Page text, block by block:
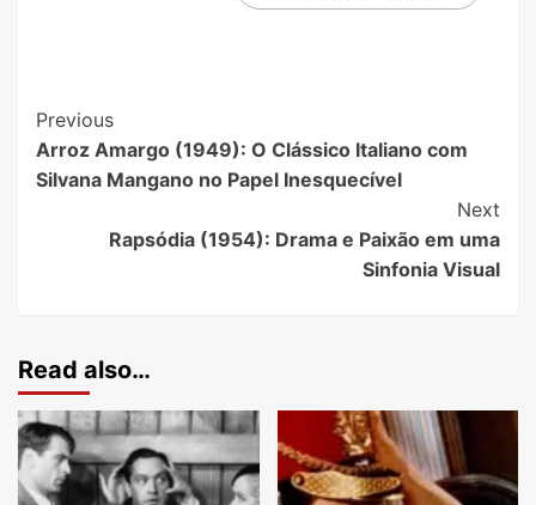
Previous
Arroz Amargo (1949): O Clássico Italiano com
Silvana Mangano no Papel Inesquecível
Next
Rapsódia (1954): Drama e Paixão em uma
Sinfonia Visual
Read also…